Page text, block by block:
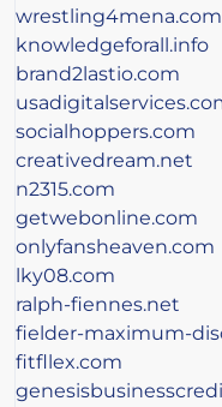
wrestling4mena.com
knowledgeforall.info
brand2lastio.com
socialhoppers.com
creativedream.net
n2315.com
getwebonline.com
onlyfansheaven.com
lky08.com
ralph-fiennes.net
fielder-maximum-
fitfllex.com